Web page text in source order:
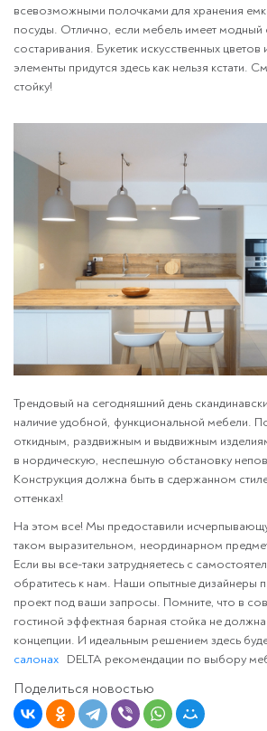
всевозможными полочками для хранения
посуды. Отлично, если мебель имеет модный
состаривания. Букетик искусственных
элементы придутся здесь как нельзя кстати.
стойку!
Трендовый на сегодняшний день
наличие удобной, функциональной мебели.
откидным, раздвижным и выдвижным
в нордическую, неспешную обстановку
Конструкция должна быть в сдержанном
оттенках!
На этом все! Мы предоставили
таком выразительном, неординарном
Если вы все-таки затрудняетесь с
обратитесь к нам. Наши опытные дизайнеры
проект под ваши запросы. Помните, что в
гостиной эффектная барная стойка не
концепции. И идеальным решением здесь
салонах DELTA рекомендации по выбору
Поделиться новостью